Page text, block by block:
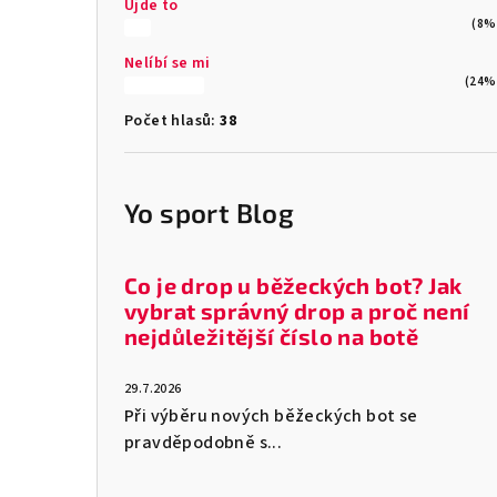
Ujde to
Nelíbí se mi
Počet hlasů:38
Yo sport Blog
Co je drop u běžeckých bot? Jak
vybrat správný drop a proč není
nejdůležitější číslo na botě
29.7.2026
Při výběru nových běžeckých bot se
pravděpodobně s...